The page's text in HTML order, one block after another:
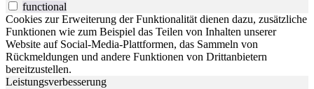
functional
Cookies zur Erweiterung der Funktionalität dienen dazu, zusätzliche
Funktionen wie zum Beispiel das Teilen von Inhalten unserer
Website auf Social-Media-Plattformen, das Sammeln von
Rückmeldungen und andere Funktionen von Drittanbietern
bereitzustellen.
Leistungsverbesserung